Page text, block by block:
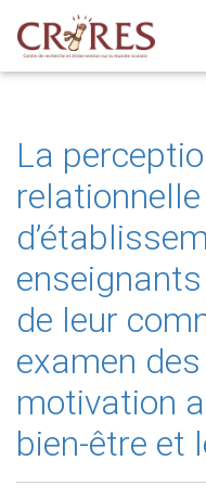
La
de leur
examen
motivation
bien-être et